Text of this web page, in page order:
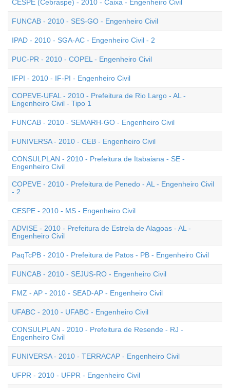
CESPE (Cebraspe) - 2010 - Caixa - Engenheiro Civil
FUNCAB - 2010 - SES-GO - Engenheiro Civil
IPAD - 2010 - SGA-AC - Engenheiro Civil - 2
PUC-PR - 2010 - COPEL - Engenheiro Civil
IFPI - 2010 - IF-PI - Engenheiro Civil
COPEVE-UFAL - 2010 - Prefeitura de Rio Largo - AL -
Engenheiro Civil - Tipo 1
FUNCAB - 2010 - SEMARH-GO - Engenheiro Civil
FUNIVERSA - 2010 - CEB - Engenheiro Civil
CONSULPLAN - 2010 - Prefeitura de Itabaiana - SE -
Engenheiro Civil
COPEVE - 2010 - Prefeitura de Penedo - AL - Engenheiro Civil
- 2
CESPE - 2010 - MS - Engenheiro Civil
ADVISE - 2010 - Prefeitura de Estrela de Alagoas - AL -
Engenheiro Civil
PaqTcPB - 2010 - Prefeitura de Patos - PB - Engenheiro Civil
FUNCAB - 2010 - SEJUS-RO - Engenheiro Civil
FMZ - AP - 2010 - SEAD-AP - Engenheiro Civil
UFABC - 2010 - UFABC - Engenheiro Civil
CONSULPLAN - 2010 - Prefeitura de Resende - RJ -
Engenheiro Civil
FUNIVERSA - 2010 - TERRACAP - Engenheiro Civil
UFPR - 2010 - UFPR - Engenheiro Civil